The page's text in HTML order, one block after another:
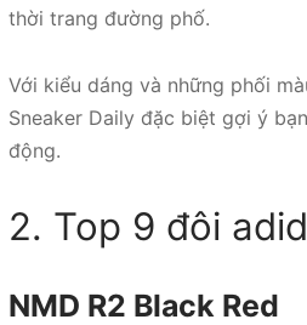
thời trang đường phố.
Với kiểu dáng và những phối
Sneaker Daily đặc biệt gợi ý
động.
2. Top 9 đôi
NMD R2 Black Red